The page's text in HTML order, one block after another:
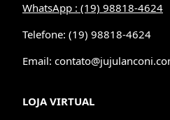
WhatsApp : (19) 98818-4624
Telefone: (19) 98818-4624
Email:
LOJA VIRTUAL